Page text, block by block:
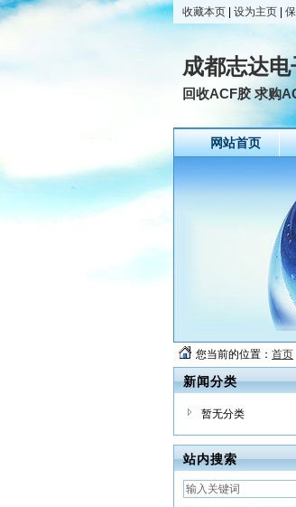
收藏本页 设为主页
成都志达电
回收ACF胶 求购
网站首页
您当前的位置： 首页
新闻分类
暂无分类
站内搜索